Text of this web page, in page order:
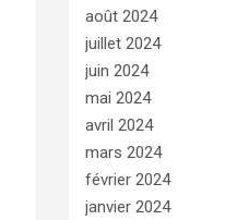
août 2024
juillet 2024
juin 2024
mai 2024
avril 2024
mars 2024
février 2024
janvier 2024